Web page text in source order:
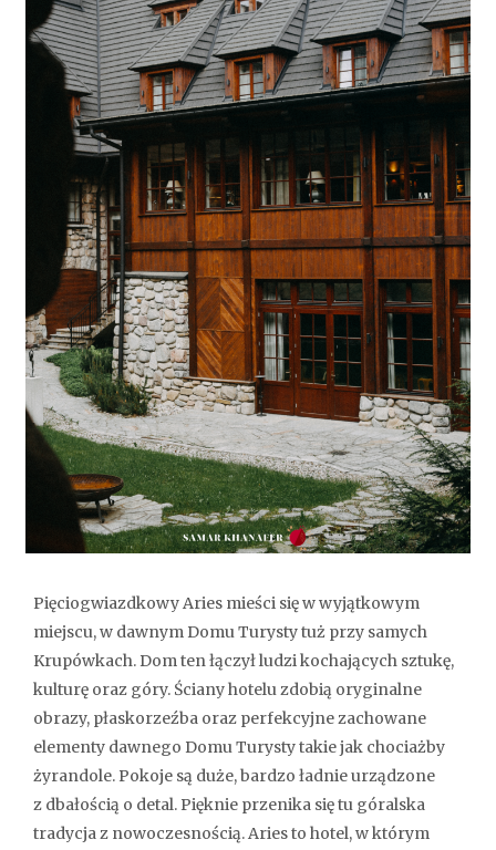
Pięciogwiazdkowy Aries mieści się w wyjątkowym
miejscu, w dawnym Domu Turysty tuż przy samych
Krupówkach. Dom ten łączył ludzi kochających sztukę,
kulturę oraz góry. Ściany hotelu zdobią oryginalne
obrazy, płaskorzeźba oraz perfekcyjne zachowane
elementy dawnego Domu Turysty takie jak chociażby
żyrandole. Pokoje są duże, bardzo ładnie urządzone
z dbałością o detal. Pięknie przenika się tu góralska
tradycja z nowoczesnością. Aries to hotel, w którym